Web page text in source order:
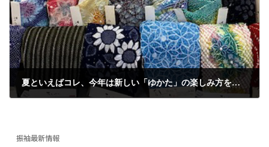
夏といえばコレ、今年は新しい「ゆかた」の楽しみ方を探しませんか？
振袖最新情報